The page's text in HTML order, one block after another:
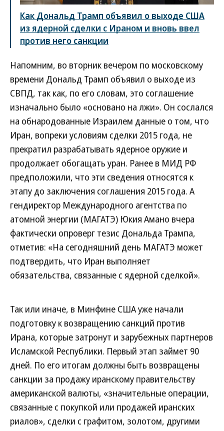
Как Дональд Трамп объявил о выходе США
из ядерной сделки с Ираном и вновь ввел
против него санкции
Напомним, во вторник вечером по московскому
времени Дональд Трамп объявил о выходе из
СВПД, так как, по его словам, это соглашение
изначально было «основано на лжи». Он сослался
на обнародованные Израилем данные о том, что
Иран, вопреки условиям сделки 2015 года, не
прекратил разрабатывать ядерное оружие и
продолжает обогащать уран. Ранее в МИД РФ
предположили, что эти сведения относятся к
этапу до заключения соглашения 2015 года. А
гендиректор Международного агентства по
атомной энергии (МАГАТЭ) Юкия Амано вчера
фактически опроверг тезис Дональда Трампа,
отметив: «На сегодняшний день МАГАТЭ может
подтвердить, что Иран выполняет
обязательства, связанные с ядерной сделкой».
Так или иначе, в Минфине США уже начали
подготовку к возвращению санкций против
Ирана, которые затронут и зарубежных партнеров
Исламской Республики. Первый этап займет 90
дней. По его итогам должны быть возвращены
санкции за продажу иранскому правительству
американской валюты, «значительные операции,
связанные с покупкой или продажей иранских
риалов», сделки с графитом, золотом, другими